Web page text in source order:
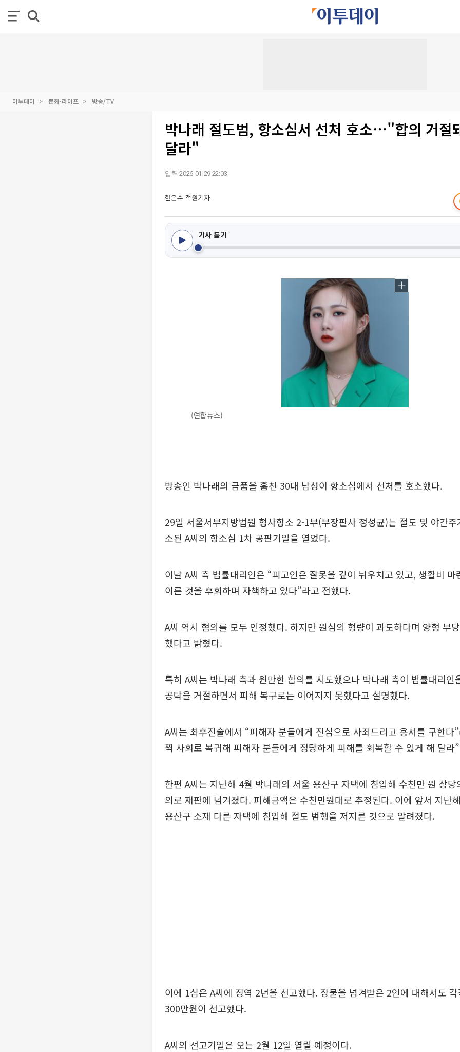
이투데이 문화·라이프 방송/TV
박나래 절도범, 항소심서 선처 호소⋯"합의 거절
달라"
입력 2026-01-29 22:03
한은수 객원기자
기사 듣기
(연합뉴스)
방송인 박나래의 금품을 훔친 30대 남성이 항소심에서 선처를 호소했다.
29일 서울서부지방법원 형사항소 2-1부(부장판사 정성균)는 절도 및 야간주
소된 A씨의 항소심 1차 공판기일을 열었다.
이날 A씨 측 법률대리인은 “피고인은 잘못을 깊이 뉘우치고 있고, 생활비 마
이른 것을 후회하며 자책하고 있다”라고 전했다.
A씨 역시 혐의를 모두 인정했다. 하지만 원심의 형량이 과도하다며 양형 부
했다고 밝혔다.
특히 A씨는 박나래 측과 원만한 합의를 시도했으나 박나래 측이 법률대리인
공탁을 거절하면서 피해 복구로는 이어지지 못했다고 설명했다.
A씨는 최후진술에서 “피해자 분들에게 진심으로 사죄드리고 용서를 구한다
찍 사회로 복귀해 피해자 분들에게 정당하게 피해를 회복할 수 있게 해 달라
한편 A씨는 지난해 4월 박나래의 서울 용산구 자택에 침입해 수천만 원 상당
의로 재판에 넘겨졌다. 피해금액은 수천만원대로 추정된다. 이에 앞서 지난
용산구 소재 다른 자택에 침입해 절도 범행을 저지른 것으로 알려졌다.
이에 1심은 A씨에 징역 2년을 선고했다. 장물을 넘겨받은 2인에 대해서도
300만원이 선고했다.
A씨의 선고기일은 오는 2월 12일 열릴 예정이다.